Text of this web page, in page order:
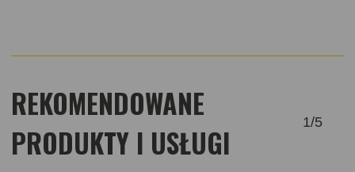
REKOMENDOWANE
PRODUKTY I USŁUGI
1/5